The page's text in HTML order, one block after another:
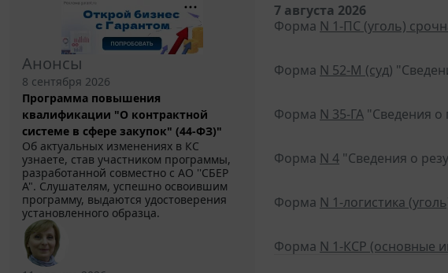
Анонсы
8 сентября 2026
Программа повышения
квалификации "О контрактной
системе в сфере закупок" (44-ФЗ)"
Об актуальных изменениях в КС
узнаете, став участником программы,
разработанной совместно с АО ''СБЕР
А". Слушателям, успешно освоившим
программу, выдаются удостоверения
установленного образца.
7 августа 2026
Форма N 1-ПС (уголь)
Форма N 52-М (суд)
Форма N 35-ГА "Сведения о
Форма N 4 "Сведения о
Форма N 1-логистика
Форма N 1-КСР (основные